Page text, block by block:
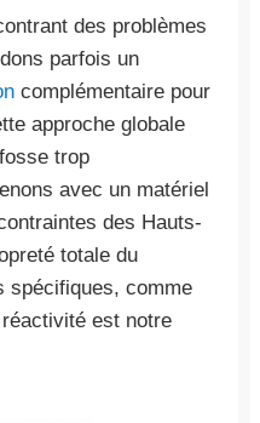
des problèmes
parfois un
complémentaire pour
approche globale
trop
avec un matériel
des Hauts-
totale du
spécifiques, comme
est notre